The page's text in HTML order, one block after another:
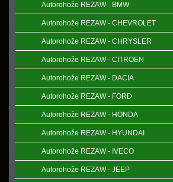
Autorohože REZAW - BMW
Autorohože REZAW - CHEVROLET
Autorohože REZAW - CHRYSLER
Autorohože REZAW - CITROEN
Autorohože REZAW - DACIA
Autorohože REZAW - FORD
Autorohože REZAW - HONDA
Autorohože REZAW - HYUNDAI
Autorohože REZAW - IVECO
Autorohože REZAW - JEEP